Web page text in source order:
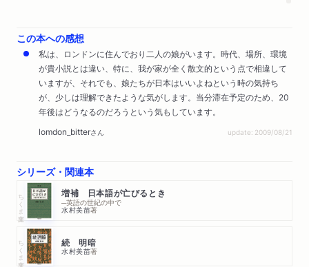
この本への感想
私は、ロンドンに住んでおり二人の娘がいます。時代、場所、環境
が貴小説とは違い、特に、我が家が全く散文的という点で相違して
いますが、それでも、娘たちが日本はいいよねという時の気持ち
が、少しは理解できたような気がします。当分滞在予定のため、20
年後はどうなるのだろうという気もしています。
lomdon_bitterさん update: 2009/08/21
シリーズ・関連本
ちくま文庫 増補 日本語が亡びるとき
─英語の世紀の中で
水村美苗著
ちくま文庫 続 明暗
水村美苗著